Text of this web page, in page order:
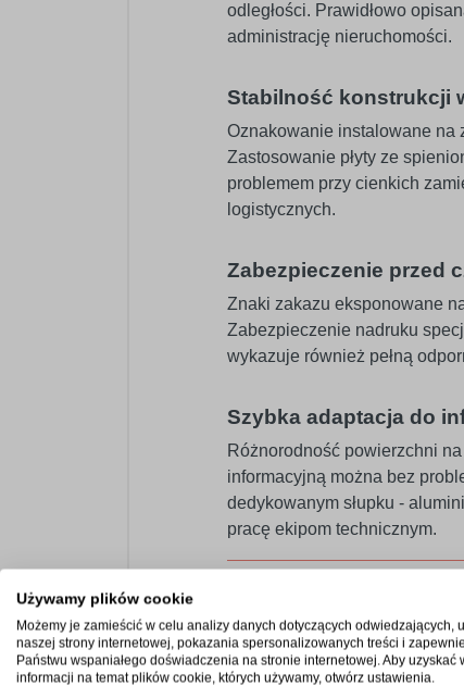
odległości. Prawidłowo
administrację nieruchomości.
Stabilność konstrukcji
Oznakowanie instalowane na
Zastosowanie płyty ze
problemem przy cienkich
logistycznych.
Zabezpieczenie przed
Znaki zakazu eksponowane
Zabezpieczenie nadruku
wykazuje również pełną
Szybka adaptacja do
Różnorodność powierzchni
informacyjną można bez
dedykowanym słupku -
pracę ekipom technicznym.
Specyfikacja
Materiał rdzenia
Używamy plików cookie
Możemy je zamieścić w celu analizy danych dotyczących odwiedzających,
naszej strony internetowej, pokazania spersonalizowanych treści i
Państwu wspaniałego doświadczenia na stronie internetowej. Aby uzyskać
informacji na temat plików cookie, których używamy, otwórz ustawienia.